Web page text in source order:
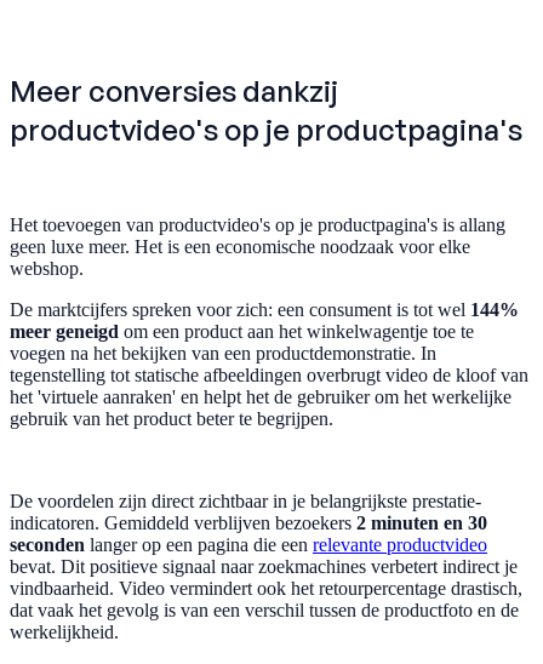
Meer conversies dankzij
productvideo's op je productpagina's
Het toevoegen van productvideo's op je productpagina's is allang
geen luxe meer. Het is een economische noodzaak voor elke
webshop.
De marktcijfers spreken voor zich: een consument is tot wel 144%
meer geneigd om een product aan het winkelwagentje toe te
voegen na het bekijken van een productdemonstratie. In
tegenstelling tot statische afbeeldingen overbrugt video de kloof van
het 'virtuele aanraken' en helpt het de gebruiker om het werkelijke
gebruik van het product beter te begrijpen.
De voordelen zijn direct zichtbaar in je belangrijkste prestatie-
indicatoren. Gemiddeld verblijven bezoekers 2 minuten en 30
seconden langer op een pagina die een relevante productvideo
bevat. Dit positieve signaal naar zoekmachines verbetert indirect je
vindbaarheid. Video vermindert ook het retourpercentage drastisch,
dat vaak het gevolg is van een verschil tussen de productfoto en de
werkelijkheid.